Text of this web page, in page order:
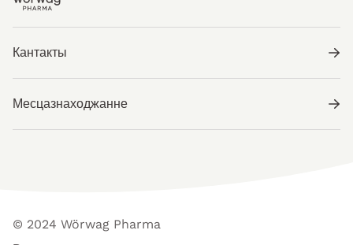
Кантакты
Месцазнаходжанне
© 2024 Wörwag Pharma